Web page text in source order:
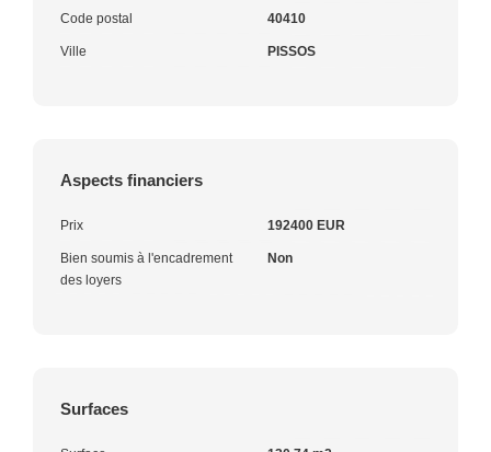
Code postal 40410
Ville PISSOS
Aspects financiers
Prix 192400 EUR
Bien soumis à l'encadrement
des loyers
Non
Surfaces